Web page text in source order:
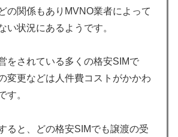
の関係もありMVNO業者によって
い状況にあるようです。
をされている多くの格安SIMで
変更などは人件費コストがかかわ
す。
ると、どの格安SIMでも譲渡の受